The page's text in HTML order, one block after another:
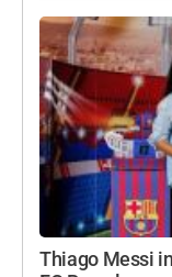
Thiago Messi